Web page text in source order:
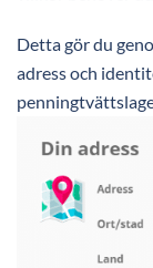
Detta gör du
adress och